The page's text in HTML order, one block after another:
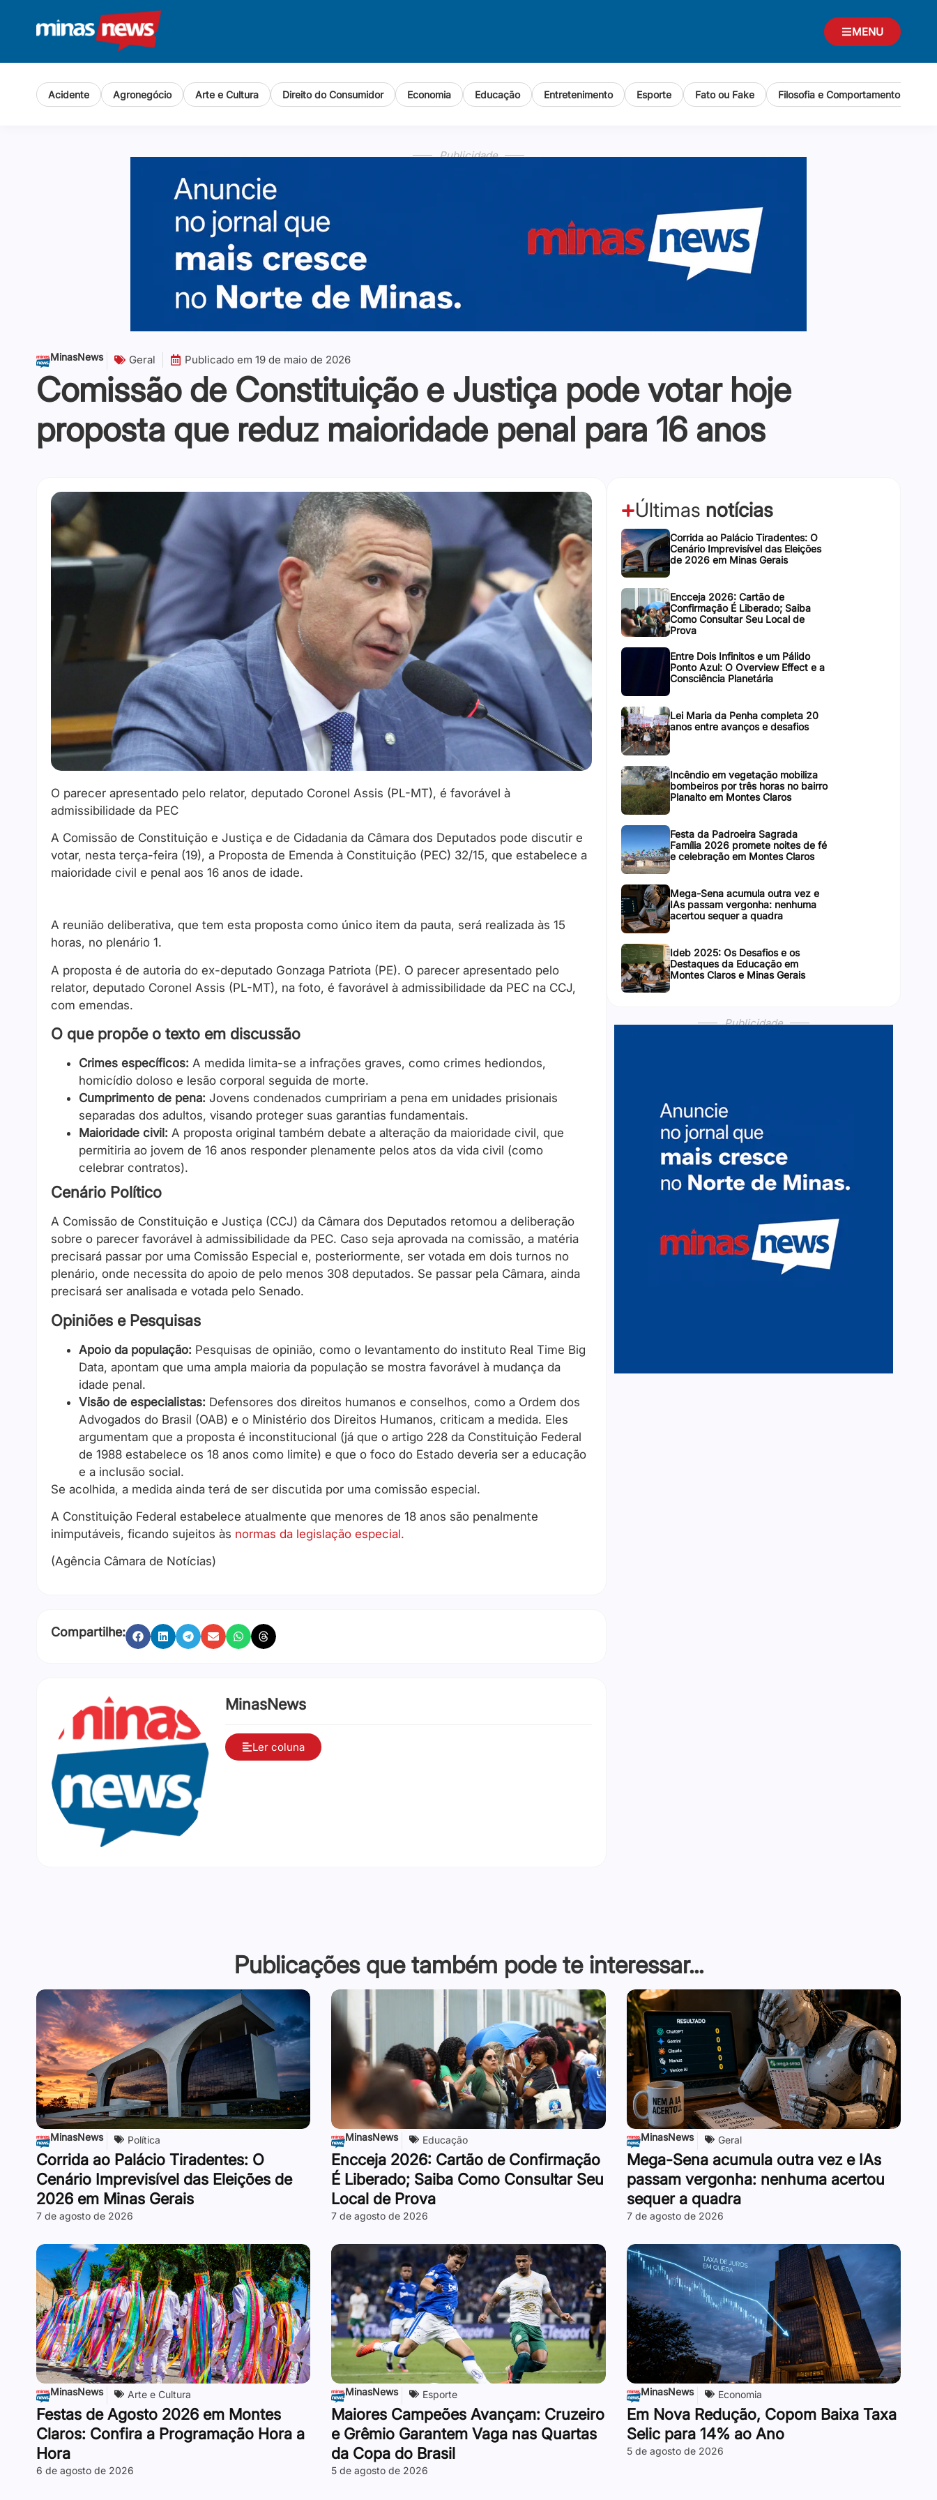
MENU
Acidente Agronegócio Arte e Cultura Direito do Consumidor Economia Educação Entretenimento Esporte Fato ou Fake Filosofia e Comportamento
Publicidade
MinasNews Geral Publicado em 19 de maio de 2026
Comissão de Constituição e Justiça pode votar hoje
proposta que reduz maioridade penal para 16 anos
O parecer apresentado pelo relator, deputado Coronel Assis (PL-MT), é favorável à
admissibilidade da PEC
A Comissão de Constituição e Justiça e de Cidadania da Câmara dos Deputados pode discutir e
votar, nesta terça-feira (19), a Proposta de Emenda à Constituição (PEC) 32/15, que estabelece a
maioridade civil e penal aos 16 anos de idade.
A reunião deliberativa, que tem esta proposta como único item da pauta, será realizada às 15
horas, no plenário 1.
A proposta é de autoria do ex-deputado Gonzaga Patriota (PE). O parecer apresentado pelo
relator, deputado Coronel Assis (PL-MT), na foto, é favorável à admissibilidade da PEC na CCJ,
com emendas.
O que propõe o texto em discussão
Crimes específicos: A medida limita-se a infrações graves, como crimes hediondos,
homicídio doloso e lesão corporal seguida de morte.
Cumprimento de pena: Jovens condenados cumpririam a pena em unidades prisionais
separadas dos adultos, visando proteger suas garantias fundamentais.
Maioridade civil: A proposta original também debate a alteração da maioridade civil, que
permitiria ao jovem de 16 anos responder plenamente pelos atos da vida civil (como
celebrar contratos).
Cenário Político
A Comissão de Constituição e Justiça (CCJ) da Câmara dos Deputados retomou a deliberação
sobre o parecer favorável à admissibilidade da PEC. Caso seja aprovada na comissão, a matéria
precisará passar por uma Comissão Especial e, posteriormente, ser votada em dois turnos no
plenário, onde necessita do apoio de pelo menos 308 deputados. Se passar pela Câmara, ainda
precisará ser analisada e votada pelo Senado.
Opiniões e Pesquisas
Apoio da população: Pesquisas de opinião, como o levantamento do instituto Real Time Big
Data, apontam que uma ampla maioria da população se mostra favorável à mudança da
idade penal.
Visão de especialistas: Defensores dos direitos humanos e conselhos, como a Ordem dos
Advogados do Brasil (OAB) e o Ministério dos Direitos Humanos, criticam a medida. Eles
argumentam que a proposta é inconstitucional (já que o artigo 228 da Constituição Federal
de 1988 estabelece os 18 anos como limite) e que o foco do Estado deveria ser a educação
e a inclusão social.
Se acolhida, a medida ainda terá de ser discutida por uma comissão especial.
A Constituição Federal estabelece atualmente que menores de 18 anos são penalmente
inimputáveis, ficando sujeitos às normas da legislação especial.
(Agência Câmara de Notícias)
Compartilhe:
MinasNews
Ler coluna
Últimas notícias
Corrida ao Palácio Tiradentes: O
Cenário Imprevisível das Eleições
de 2026 em Minas Gerais
Encceja 2026: Cartão de
Confirmação É Liberado; Saiba
Como Consultar Seu Local de
Prova
Entre Dois Infinitos e um Pálido
Ponto Azul: O Overview Effect e a
Consciência Planetária
Lei Maria da Penha completa 20
anos entre avanços e desafios
Incêndio em vegetação mobiliza
bombeiros por três horas no bairro
Planalto em Montes Claros
Festa da Padroeira Sagrada
Família 2026 promete noites de fé
e celebração em Montes Claros
Mega-Sena acumula outra vez e
IAs passam vergonha: nenhuma
acertou sequer a quadra
Ideb 2025: Os Desafios e os
Destaques da Educação em
Montes Claros e Minas Gerais
Publicidade
Publicações que também pode te interessar...
MinasNews Política
Corrida ao Palácio Tiradentes: O
Cenário Imprevisível das Eleições de
2026 em Minas Gerais
7 de agosto de 2026
MinasNews Educação
Encceja 2026: Cartão de Confirmação
É Liberado; Saiba Como Consultar Seu
Local de Prova
7 de agosto de 2026
MinasNews Geral
Mega-Sena acumula outra vez e IAs
passam vergonha: nenhuma acertou
sequer a quadra
7 de agosto de 2026
MinasNews Arte e Cultura
Festas de Agosto 2026 em Montes
Claros: Confira a Programação Hora a
Hora
6 de agosto de 2026
MinasNews Esporte
Maiores Campeões Avançam: Cruzeiro
e Grêmio Garantem Vaga nas Quartas
da Copa do Brasil
5 de agosto de 2026
MinasNews Economia
Em Nova Redução, Copom Baixa Taxa
Selic para 14% ao Ano
5 de agosto de 2026